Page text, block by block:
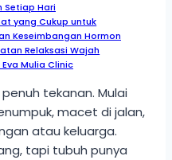
Setiap Hari
yang Cukup untuk
Keseimbangan Hormon
Relaksasi Wajah
Mulia Clinic
tekanan. Mulai
macet di jalan,
atau keluarga.
tapi tubuh punya